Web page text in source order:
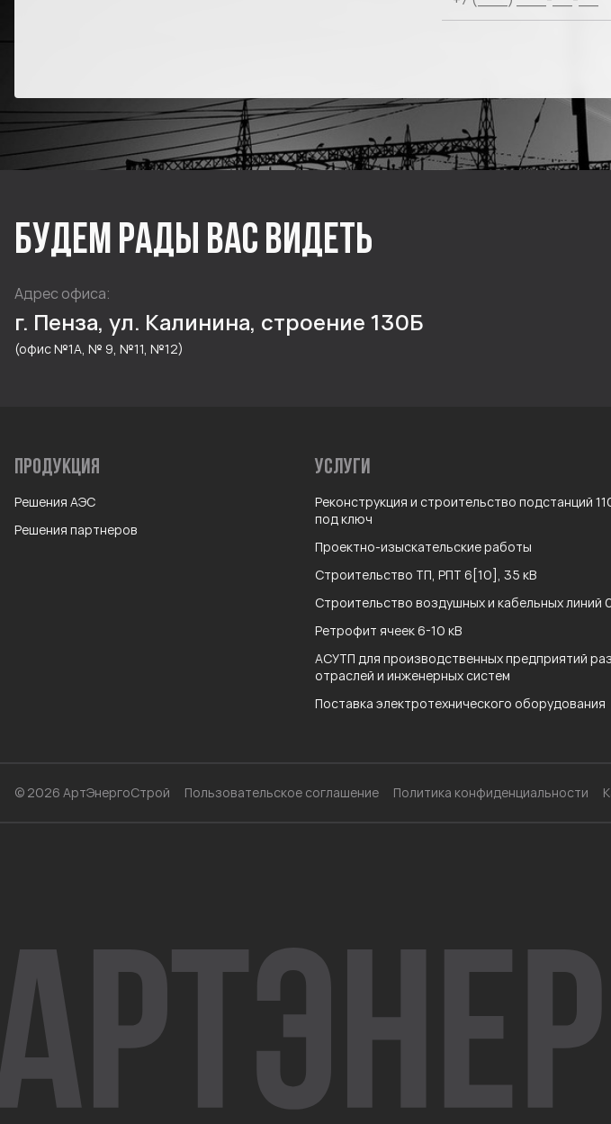
БУДЕМ РАДЫ ВАС ВИДЕТЬ
Адрес офиса:
г. Пенза, ул. Калинина, строение 130Б
(офис №1А, № 9, №11, №12)
ПРОДУКЦИЯ
Решения АЭС
Решения партнеров
УСЛУГИ
Реконструкция и строительство подстанций
под ключ
Проектно-изыскательские работы
Строительство ТП, РПТ 6[10], 35 кВ
Строительство воздушных и кабельных линий
Ретрофит ячеек 6-10 кВ
АСУТП для производственных предприятий
отраслей и инженерных систем
Поставка электротехнического оборудования
© 2026 АртЭнергоСтрой Пользовательское соглашение Политика конфиденциальности